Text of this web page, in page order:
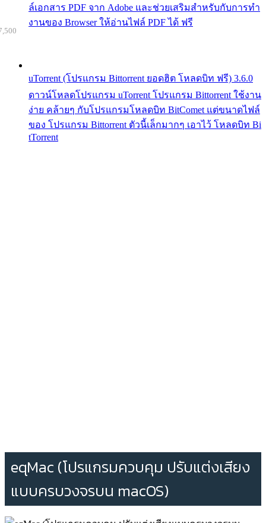
ล์เอกสาร PDF จาก Adobe และช่วยเสริมสำหรับกับการทำ
งานของ Browser ให้อ่านไฟล์ PDF ได้ ฟรี
uTorrent (โปรแกรม Bittorrent ยอดฮิต โหลดบิท ฟรี) 3.6.0
ดาวน์โหลดโปรแกรม uTorrent โปรแกรม Bittorrent ใช้งาน
ง่าย คล้ายๆ กับโปรแกรมโหลดบิท BitComet แต่ขนาดไฟล์
ของ โปรแกรม Bittorrent ตัวนี้เล็กมากๆ เอาไว้ โหลดบิท Bi
tTorrent
eqMac (โปรแกรมควบคุม ปรับแต่งเสียง
แบบครบวงจรบน macOS)